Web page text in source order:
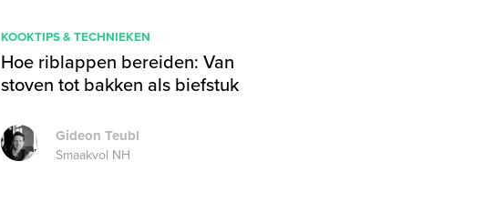
KOOKTIPS & TECHNIEKEN
Hoe riblappen bereiden: Van
stoven tot bakken als biefstuk
Gideon Teubl
Smaakvol NH